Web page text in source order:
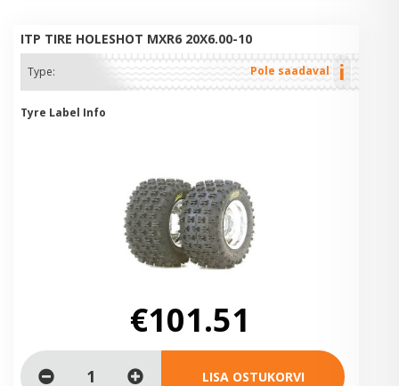
ITP TIRE HOLESHOT MXR6 20X6.00-10
Type: Pole saadaval i
Tyre Label Info
€101.51
LISA OSTUKORVI